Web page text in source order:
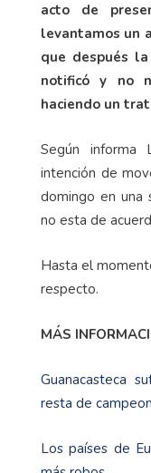
acto de
levantamos un
que después
notificó y no
haciendo un
Según informa
intención de
domingo en una
no esta de
Hasta el
respecto.
MÁS
Guanacasteca
resta de
Los países de